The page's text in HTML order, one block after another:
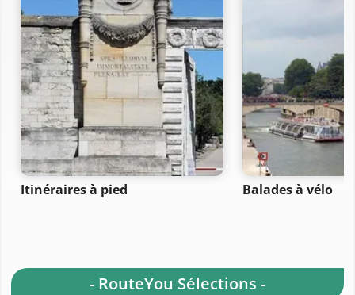
Itinéraires à pied Balades à vélo
- RouteYou Sélections -